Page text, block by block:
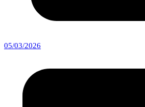
05/03/2026